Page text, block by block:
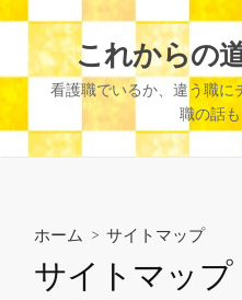
これからの
看護職でいるか、違う職
職の話も
ホーム > サイトマップ
サイトマップ